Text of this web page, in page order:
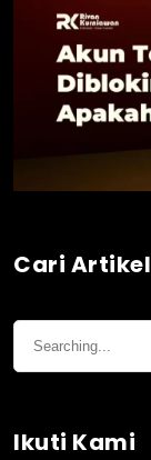
Cari Artikel
Ikuti Kami